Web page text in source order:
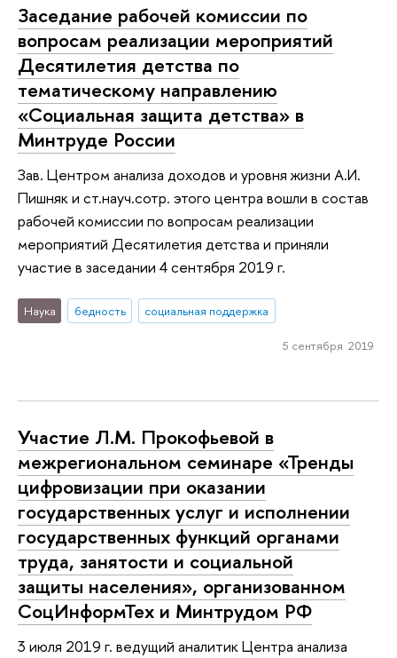
Заседание рабочей комиссии по
вопросам реализации мероприятий
Десятилетия детства по
тематическому направлению
«Социальная защита детства» в
Минтруде России
Зав. Центром анализа доходов и уровня жизни А.И.
Пишняк и ст.науч.сотр. этого центра вошли в состав
рабочей комиссии по вопросам реализации
мероприятий Десятилетия детства и приняли
участие в заседании 4 сентября 2019 г.
Наука бедность социальная поддержка
5 сентября 2019
Участие Л.М. Прокофьевой в
межрегиональном семинаре «Тренды
цифровизации при оказании
государственных услуг и исполнении
государственных функций органами
труда, занятости и социальной
защиты населения», организованном
СоцИнформТех и Минтрудом РФ
3 июля 2019 г. ведущий аналитик Центра анализа